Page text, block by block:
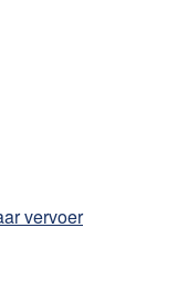
vervoer